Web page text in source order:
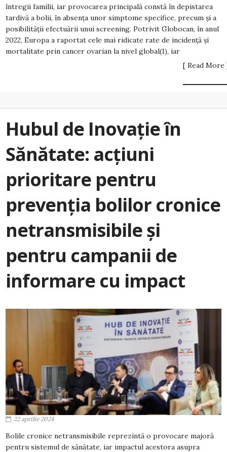
întregii familii, iar provocarea principală constă în depistarea
tardivă a bolii, în absența unor simptome specifice, precum și a
posibilității efectuării unui screening. Potrivit Globocan, în anul
2022, Europa a raportat cele mai ridicate rate de incidență și
mortalitate prin cancer ovarian la nivel global(1), iar
[ Read More
Hubul de Inovație în
Sănătate: acțiuni
prioritare pentru
prevenția bolilor cronice
netransmisibile și
pentru campanii de
informare cu impact
22 aprilie 2024
Bolile cronice netransmisibile reprezintă o provocare majoră
pentru sistemul de sănătate, iar impactul acestora asupra